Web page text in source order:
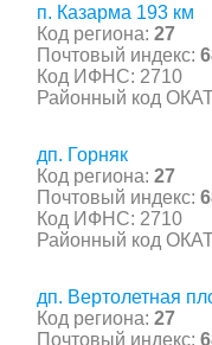
п. Казарма 193 км
Код региона: 27
Почтовый индекс:
Код ИФНС: 2710
Районный код
дп. Горняк
Код региона: 27
Почтовый индекс:
Код ИФНС: 2710
Районный код
дп. Вертолетная
Код региона: 27
Почтовый индекс: